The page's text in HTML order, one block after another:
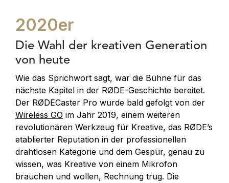
2020er
Die Wahl der kreativen Generation
von heute
Wie das Sprichwort sagt, war die Bühne für das
nächste Kapitel in der RØDE-Geschichte bereitet.
Der RØDECaster Pro wurde bald gefolgt von der
Wireless GO im Jahr 2019, einem weiteren
revolutionären Werkzeug für Kreative, das RØDE’s
etablierter Reputation in der professionellen
drahtlosen Kategorie und dem Gespür, genau zu
wissen, was Kreative von einem Mikrofon
brauchen und wollen, Rechnung trug. Die